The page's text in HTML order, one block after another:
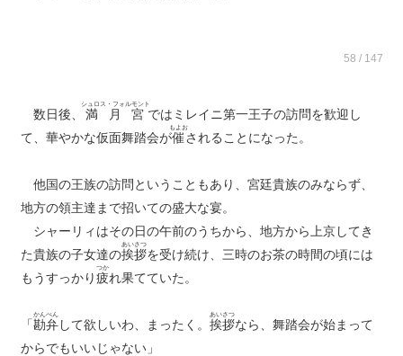
58 / 147
数日後、 満月宮
シュロス・フォルモント
ではミレイニ第一王子の訪問を歓迎し
て、華やかな仮面舞踏会が催
もよお
されることになった。
他国の王族の訪問ということもあり、宮廷貴族のみならず、
地方の領主達まで招いての盛大な宴。
シャーリィはその日の午前のうちから、地方から上京してき
た貴族の子女達の挨拶
あいさつ
を受け続け、三時のお茶の時間の頃には
もうすっかり疲
つか
れ果てていた。
「勘弁
かんべん
して欲しいわ、まったく。 挨拶
あいさつ
なら、舞踏会が始まって
からでもいいじゃない」